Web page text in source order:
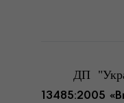
ДП
13485:2005